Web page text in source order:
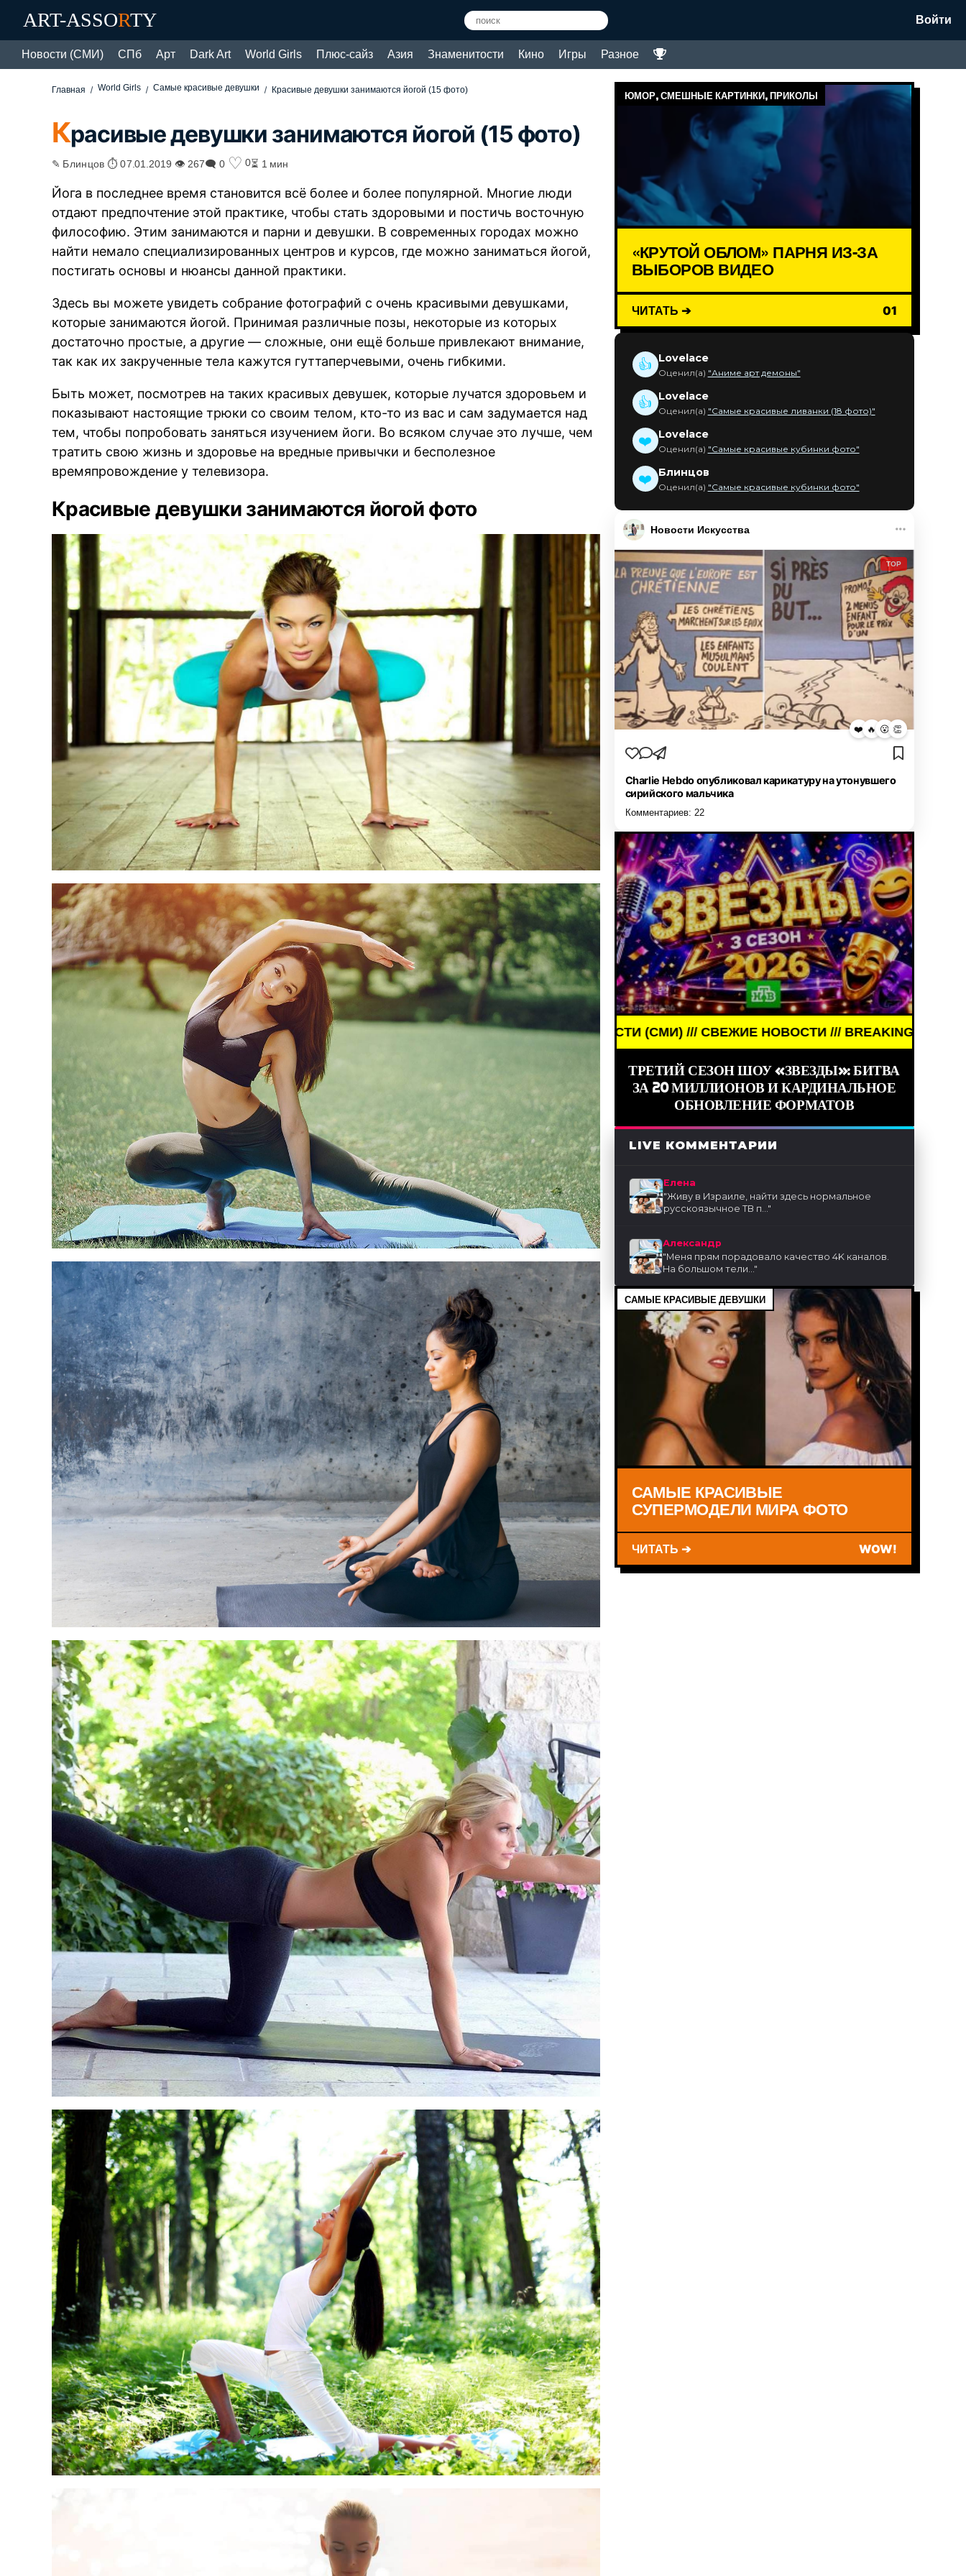
ART-ASSORTY Войти
Новости (СМИ) СПб Арт Dark Art World Girls Плюс-сайз Азия Знаменитости Кино Игры Разное
Главная World Girls Самые красивые девушки Красивые девушки занимаются йогой (15 фото)
Красивые девушки занимаются йогой (15 фото)
✎ Блинцов ⏱ 07.01.2019 👁 267🗨 0 ♡ 0⏳ 1 мин
Йога в последнее время становится всё более и более популярной. Многие люди
отдают предпочтение этой практике, чтобы стать здоровыми и постичь восточную
философию. Этим занимаются и парни и девушки. В современных городах можно
найти немало специализированных центров и курсов, где можно заниматься йогой,
постигать основы и нюансы данной практики.
Здесь вы можете увидеть собрание фотографий с очень красивыми девушками,
которые занимаются йогой. Принимая различные позы, некоторые из которых
достаточно простые, а другие — сложные, они ещё больше привлекают внимание,
так как их закрученные тела кажутся гуттаперчевыми, очень гибкими.
Быть может, посмотрев на таких красивых девушек, которые лучатся здоровьем и
показывают настоящие трюки со своим телом, кто-то из вас и сам задумается над
тем, чтобы попробовать заняться изучением йоги. Во всяком случае это лучше, чем
тратить свою жизнь и здоровье на вредные привычки и бесполезное
времяпровождение у телевизора.
Красивые девушки занимаются йогой фото
ЮМОР, СМЕШНЫЕ КАРТИНКИ, ПРИКОЛЫ
«КРУТОЙ ОБЛОМ» ПАРНЯ ИЗ-ЗА
ВЫБОРОВ ВИДЕО
ЧИТАТЬ ➔ 01
👍 Lovelace
Оценил(а) "Аниме арт демоны"
👍 Lovelace
Оценил(а) "Самые красивые ливанки (18 фото)"
❤️ Lovelace
Оценил(а) "Самые красивые кубинки фото"
❤️ Блинцов
Оценил(а) "Самые красивые кубинки фото"
Новости Искусства
TOP
❤️ 🔥 😮 👏
Charlie Hebdo опубликовал карикатуру на утонувшего
сирийского мальчика
Комментариев: 22
BREAKING NEWS /// НОВОСТИ (СМИ) /// СВЕЖИЕ НОВОСТИ /// BREAKING NEWS /// НОВОСТИ (СМИ) ///
ТРЕТИЙ СЕЗОН ШОУ «ЗВЕЗДЫ»: БИТВА
ЗА 20 МИЛЛИОНОВ И КАРДИНАЛЬНОЕ
ОБНОВЛЕНИЕ ФОРМАТОВ
LIVE КОММЕНТАРИИ
Елена
"Живу в Израиле, найти здесь нормальное
русскоязычное ТВ п..."
Александр
"Меня прям порадовало качество 4K каналов.
На большом тели..."
САМЫЕ КРАСИВЫЕ ДЕВУШКИ
САМЫЕ КРАСИВЫЕ
СУПЕРМОДЕЛИ МИРА ФОТО
ЧИТАТЬ ➔ WOW!